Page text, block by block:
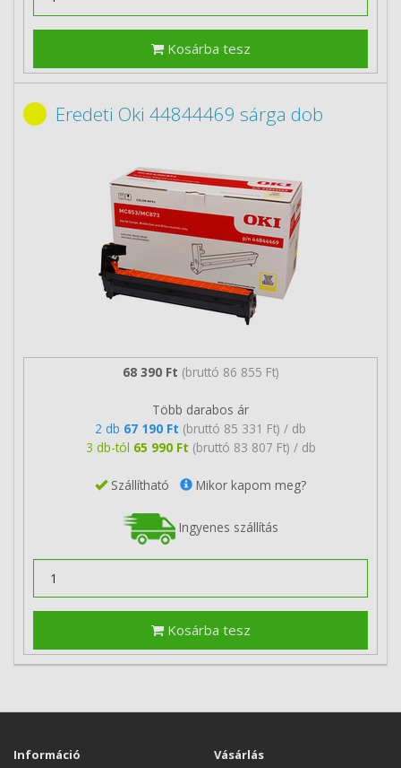
Kosárba tesz
Eredeti Oki 44844469 sárga dob
68 390 Ft (bruttó 86 855 Ft)
Több darabos ár
2 db 67 190 Ft (bruttó 85 331 Ft) / db
3 db-tól 65 990 Ft (bruttó 83 807 Ft) / db
Szállítható Mikor kapom meg?
Ingyenes szállítás
Kosárba tesz
Információ Vásárlás